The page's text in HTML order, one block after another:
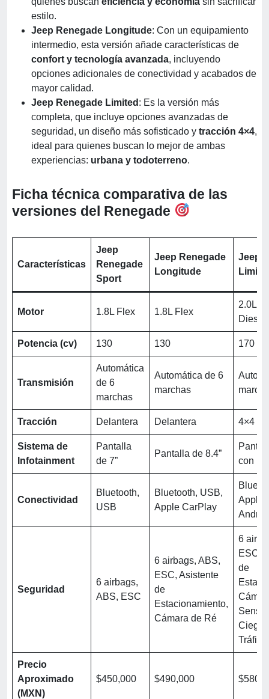
estilo.
Jeep Renegade Longitude: Con un equipamiento
intermedio, esta versión añade características de
confort y tecnología avanzada, incluyendo
opciones adicionales de conectividad y acabados de
mayor calidad.
Jeep Renegade Limited : Es la versión más
completa, que incluye opciones avanzadas de
seguridad, un diseño más sofisticado y tracción 4×4,
ideal para quienes buscan lo mejor de ambas
experiencias: urbana y todoterreno.
Ficha técnica comparativa de las
versiones del Renegade
Características
Jeep
Renegade
Sport
Jeep Renegade
Longitude
Jeep
Motor 1.8L Flex 1.8L Flex
2.0L
Diesel
Potencia (cv) 130 130 170
Transmisión
Automática
de 6
marchas
Automática de 6
marchas
Tracción Delantera Delantera 4×4
Sistema de
Infotainment
Pantalla
de 7”
Pantalla de 8.4”
con
Conectividad
Bluetooth,
USB
Bluetooth, USB,
Apple CarPlay
Apple
Seguridad
6 airbags,
ABS, ESC
6 airbags, ABS,
ESC, Asistente
de
Estacionamiento,
Cámara de Ré
6
ESC,
de
Ciego,
Precio
Aproximado
(MXN)
$450,000 $490,000